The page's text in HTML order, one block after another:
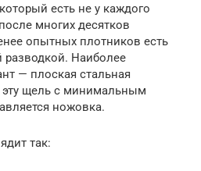
есть не у каждого
многих десятков
опытных плотников есть
Наиболее
— плоская стальная
эту щель с минимальным
ножовка.
так: